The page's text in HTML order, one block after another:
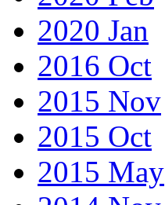
2020 Jan
2016 Oct
2015 Nov
2015 Oct
2015 May